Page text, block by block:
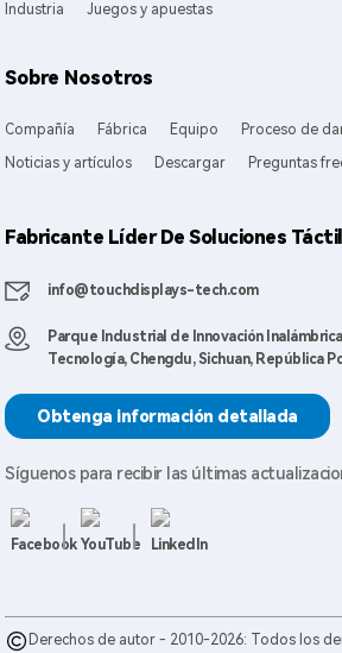
Industria
Juegos y apuestas
Sobre Nosotros
Compañía Fábrica Equipo
Proceso de
Noticias y artículos
Descargar Preguntas
Fabricante Líder De Soluciones
info@touchdisplays-tech.com
Parque Industrial de Innovación
Tecnología, Chengdu, Sichuan, República
Obtenga información detallada
Síguenos para recibir las últimas
Derechos de autor - 2010-2026: Todos los